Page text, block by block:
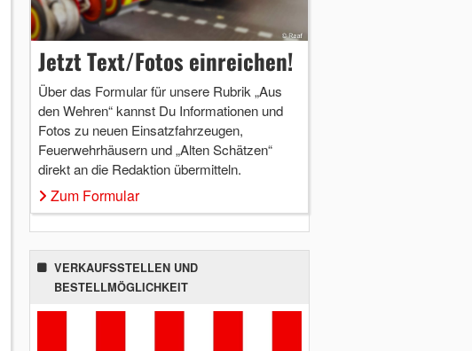
Jetzt Text/Fotos einreichen!
Über das Formular für unsere Rubrik „Aus
den Wehren“ kannst Du Informationen und
Fotos zu neuen Einsatzfahrzeugen,
Feuerwehrhäusern und „Alten Schätzen“
direkt an die Redaktion übermitteln.
Zum Formular
VERKAUFSSTELLEN UND
BESTELLMÖGLICHKEIT